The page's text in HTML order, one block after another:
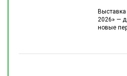
2026» —
новые